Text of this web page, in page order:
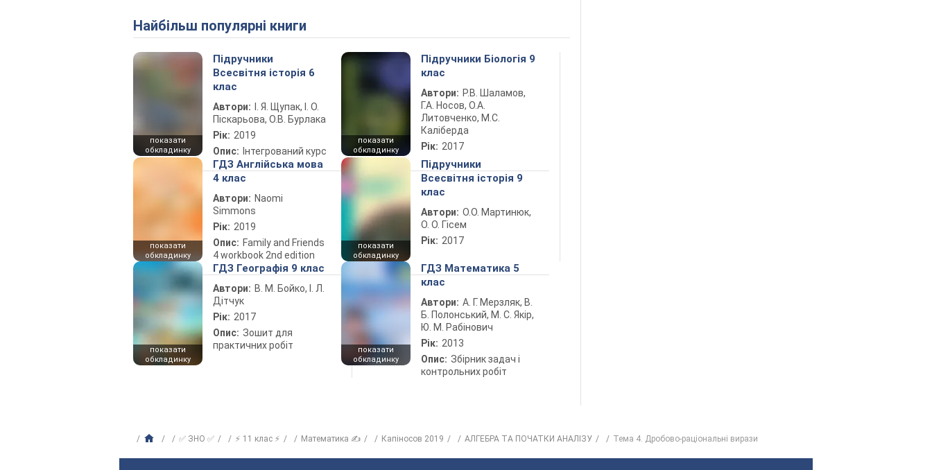
Найбільш популярні книги
показати
обкладинку
Підручники
Всесвітня історія 6
клас
Автори:
І. Я. Щупак, І. О.
Піскарьова, О.В. Бурлака
Рік: 2019
Опис: Інтегрований курс
показати
обкладинку
Підручники Біологія 9
клас
Автори: Р.В. Шаламов,
Г.А. Носов, О.А.
Литовченко, М.С.
Каліберда
Рік: 2017
показати
обкладинку
ГДЗ Англійська мова
4 клас
Автори: Naomi
Simmons
Рік: 2019
Опис: Family and Friends
4 workbook 2nd edition
показати
обкладинку
Підручники
Всесвітня історія 9
клас
Автори: О.О. Мартинюк,
О. О. Гісем
Рік: 2017
показати
обкладинку
ГДЗ Географія 9 клас
Автори: В. М. Бойко, І. Л.
Дітчук
Рік: 2017
Опис: Зошит для
практичних робіт
показати
обкладинку
ГДЗ Математика 5
клас
Автори: А. Г. Мерзляк, В.
Б. Полонський, М. С. Якір,
Ю. М. Рабінович
Рік: 2013
Опис: Збірник задач і
контрольних робіт
✅ ЗНО ✅ ⚡ 11 клас ⚡ Математика ✍ Капіносов 2019 АЛГЕБРА ТА ПОЧАТКИ АНАЛІЗУ Тема 4. Дробово-раціональні вирази